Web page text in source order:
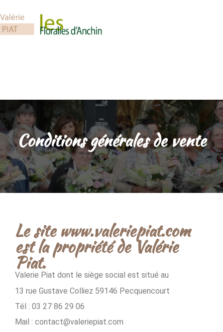
Conditions générales de vente
Le site www.valeriepiat.com
est la propriété de Valérie
Piat.
Valerie Piat dont le siège social est situé au
13 rue Gustave Colliez 59146 Pecquencourt
Tél : 03 27 86 29 06
Mail : contact@valeriepiat.com